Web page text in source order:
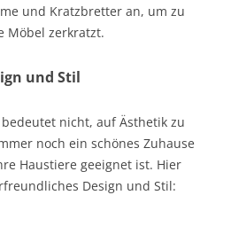
und Kratzbretter an, um zu
Möbel zerkratzt.
und Stil
nicht, auf Ästhetik zu
noch ein schönes Zuhause
Haustiere geeignet ist. Hier
Design und Stil: